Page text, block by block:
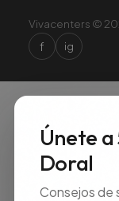
Vivacenters ©
f ig
Únete
Doral
Consejos de